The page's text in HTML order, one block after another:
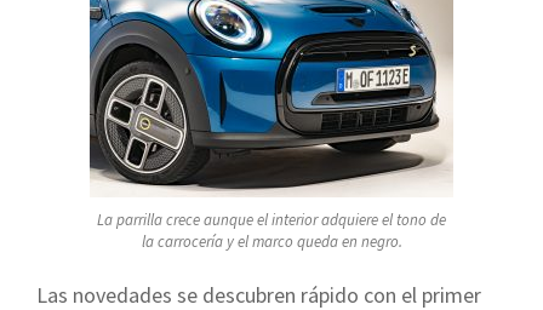
La parrilla crece aunque el interior adquiere el tono de
la carrocería y el marco queda en negro.
Las novedades se descubren rápido con el primer